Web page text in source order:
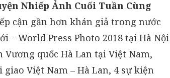
Nhiếp Ảnh Cuối Tuần Cùng
cận gần hơn khán giả trong nước
– World Press Photo 2018 tại Hà Nội
quốc Hà Lan tại Việt Nam,
Việt Nam – Hà Lan, 4 sự kiện